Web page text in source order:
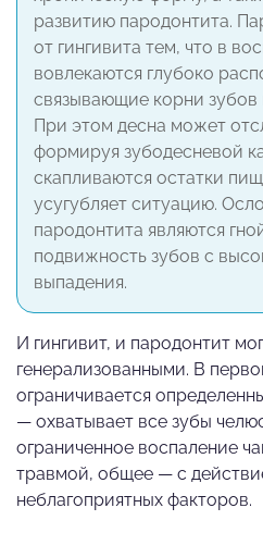
развитию пародонтита.
от гингивита тем, что в
вовлекаются глубоко
связывающие корни зубов
При этом десна может
формируя зубодесневой
скапливаются остатки
усугубляет ситуацию.
пародонтита являются
подвижность зубов с
выпадения.
И гингивит, и пародонтит
генерализованными. В
ограничивается
— охватывает все зубы
ограниченное воспаление
травмой, общее — с
неблагоприятных факторов.